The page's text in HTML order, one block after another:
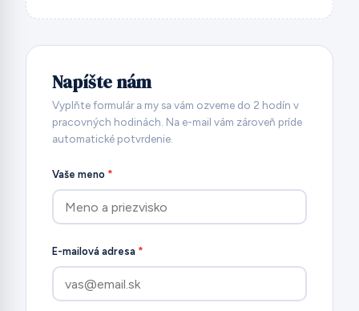
Napíšte nám
Vyplňte formulár a my sa vám ozveme do 2 hodín v
pracovných hodinách. Na e-mail vám zároveň príde
automatické potvrdenie.
Vaše meno *
E-mailová adresa *